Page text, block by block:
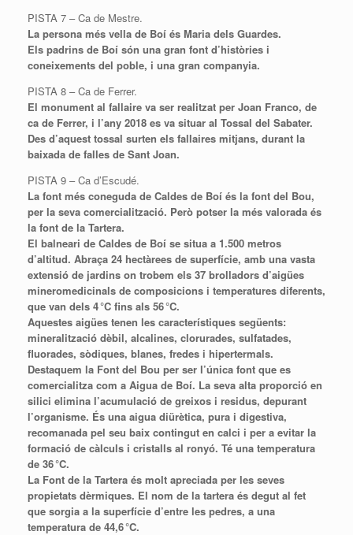
PISTA 7 – Ca de Mestre.
La persona més vella de Boí és Maria dels Guardes.
Els padrins de Boí són una gran font d’històries i
coneixements del poble, i una gran companyia.
PISTA 8 – Ca de Ferrer.
El monument al fallaire va ser realitzat per Joan Franco, de
ca de Ferrer, i l’any 2018 es va situar al Tossal del Sabater.
Des d’aquest tossal surten els fallaires mitjans, durant la
baixada de falles de Sant Joan.
PISTA 9 – Ca d’Escudé.
La font més coneguda de Caldes de Boí és la font del Bou,
per la seva comercialització. Però potser la més valorada és
la font de la Tartera.
El balneari de Caldes de Boí se situa a 1.500 metros
d’altitud. Abraça 24 hectàrees de superfície, amb una vasta
extensió de jardins on trobem els 37 brolladors d’aigües
mineromedicinals de composicions i temperatures diferents,
que van dels 4 °C fins als 56 °C.
Aquestes aigües tenen les característiques següents:
mineralització dèbil, alcalines, clorurades, sulfatades,
fluorades, sòdiques, blanes, fredes i hipertermals.
Destaquem la Font del Bou per ser l’única font que es
comercialitza com a Aigua de Boí. La seva alta proporció en
silici elimina l’acumulació de greixos i residus, depurant
l’organisme. És una aigua diürètica, pura i digestiva,
recomanada pel seu baix contingut en calci i per a evitar la
formació de càlculs i cristalls al ronyó. Té una temperatura
de 36 °C.
La Font de la Tartera és molt apreciada per les seves
propietats dèrmiques. El nom de la tartera és degut al fet
que sorgia a la superfície d’entre les pedres, a una
temperatura de 44,6 °C.